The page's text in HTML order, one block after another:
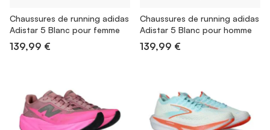
Chaussures de running adidas
Adistar 5 Blanc pour femme
139,99 €
Chaussures de running adidas
Adistar 5 Blanc pour homme
139,99 €